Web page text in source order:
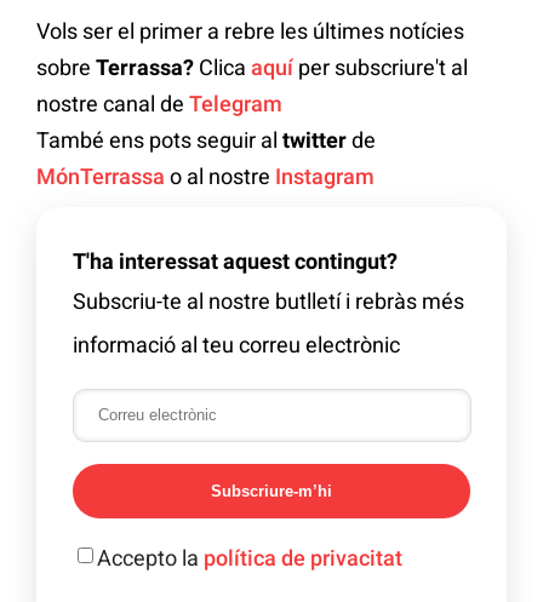
Vols ser el primer a rebre les últimes notícies
sobre Terrassa? Clica aquí per subscriure't al
nostre canal de Telegram
També ens pots seguir al twitterde
MónTerrassa o al nostre Instagram
T'ha interessat aquest contingut?
Subscriu-te al nostre butlletí i rebràs més
informació al teu correu electrònic
Subscriure-m’hi
Accepto la política de privacitat